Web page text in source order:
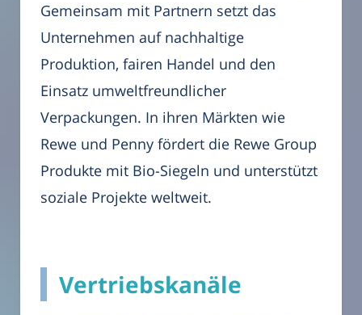
Gemeinsam mit Partnern setzt das
Unternehmen auf nachhaltige
Produktion, fairen Handel und den
Einsatz umweltfreundlicher
Verpackungen. In ihren Märkten wie
Rewe und Penny fördert die Rewe Group
Produkte mit Bio-Siegeln und unterstützt
soziale Projekte weltweit.
Vertriebskanäle